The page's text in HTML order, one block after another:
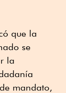
que la
se
la
mandato,